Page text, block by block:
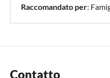
Raccomandato per:
Contatto